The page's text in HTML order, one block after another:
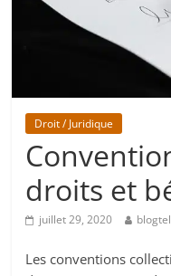
Droit / Juridique
droits et
juillet 29, 2020
Les conventions